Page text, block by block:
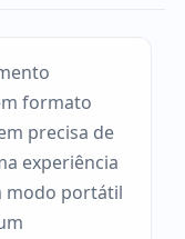
formato
precisa de
experiência
modo portátil